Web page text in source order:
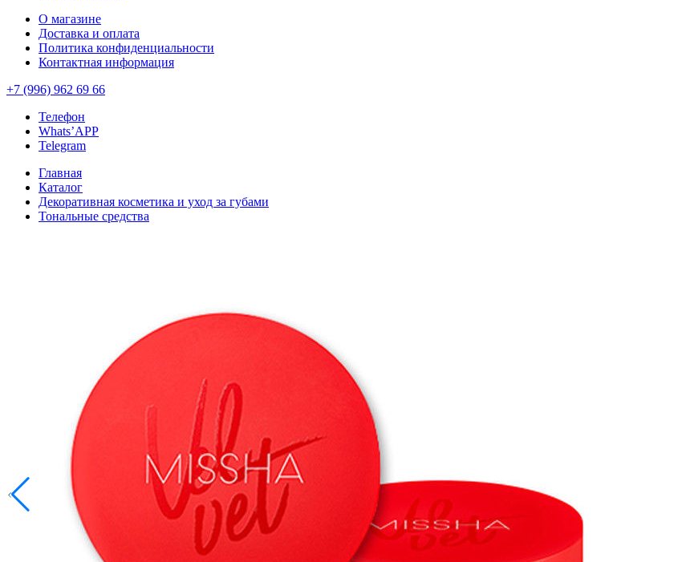
О магазине
Доставка и оплата
Политика конфиденциальности
Контактная информация
+7 (996) 962 69 66
Телефон
Whats’APP
Telegram
Главная
Каталог
Декоративная косметика и уход за губами
Тональные средства